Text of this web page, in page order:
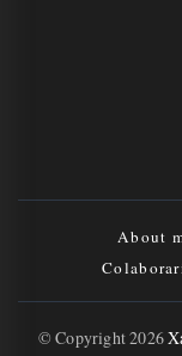
About
© Copyright 2026